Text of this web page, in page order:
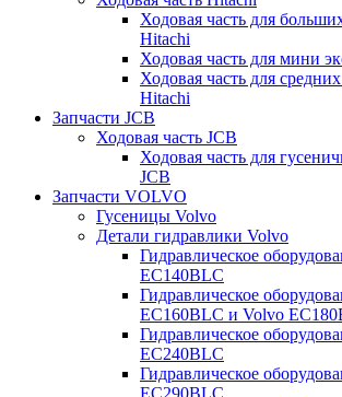
Ходовая часть для
Hitachi
Ходовая часть для мини
Ходовая часть для
Hitachi
Запчасти JCB
Ходовая часть JCB
Ходовая часть для
JCB
Запчасти VOLVO
Гусеницы Volvo
Детали гидравлики Volvo
Гидравлическое
EC140BLC
Гидравлическое
EC160BLC и Volvo
Гидравлическое
EC240BLC
Гидравлическое
EC290BLC